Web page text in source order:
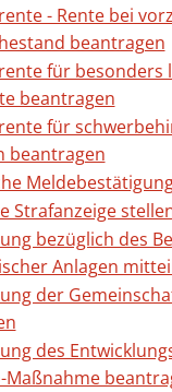
- Rente bei
beantragen
für besonders
beantragen
für
beantragen
Strafanzeige
bezüglich des
Anlagen
der
des
Maßnahme